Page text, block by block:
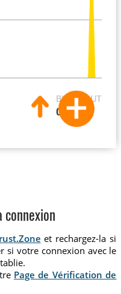
connexion
et rechargez-la si
si votre connexion avec le
Page de Vérification de